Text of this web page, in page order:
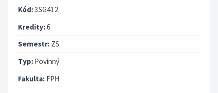
Kód:3SG412
Kredity:6
Semestr: ZS
Typ: Povinný
Fakulta: FPH